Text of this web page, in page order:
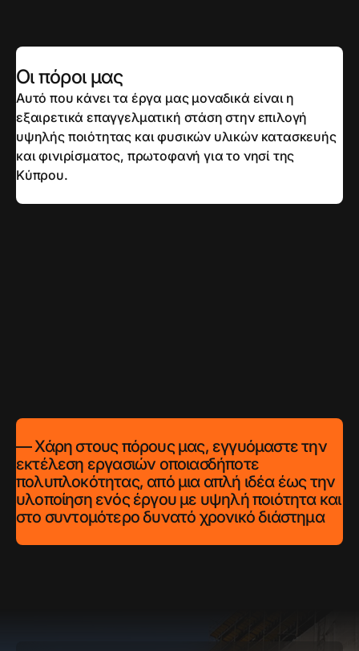
Οι πόροι μας
Αυτό που κάνει τα έργα μας μοναδικά είναι η
εξαιρετικά επαγγελματική στάση στην επιλογή
υψηλής ποιότητας και φυσικών υλικών κατασκευής
και φινιρίσματος, πρωτοφανή για το νησί της
Κύπρου.
— Χάρη στους πόρους μας, εγγυόμαστε την
εκτέλεση εργασιών οποιασδήποτε
πολυπλοκότητας, από μια απλή ιδέα έως την
υλοποίηση ενός έργου με υψηλή ποιότητα και
στο συντομότερο δυνατό χρονικό διάστημα